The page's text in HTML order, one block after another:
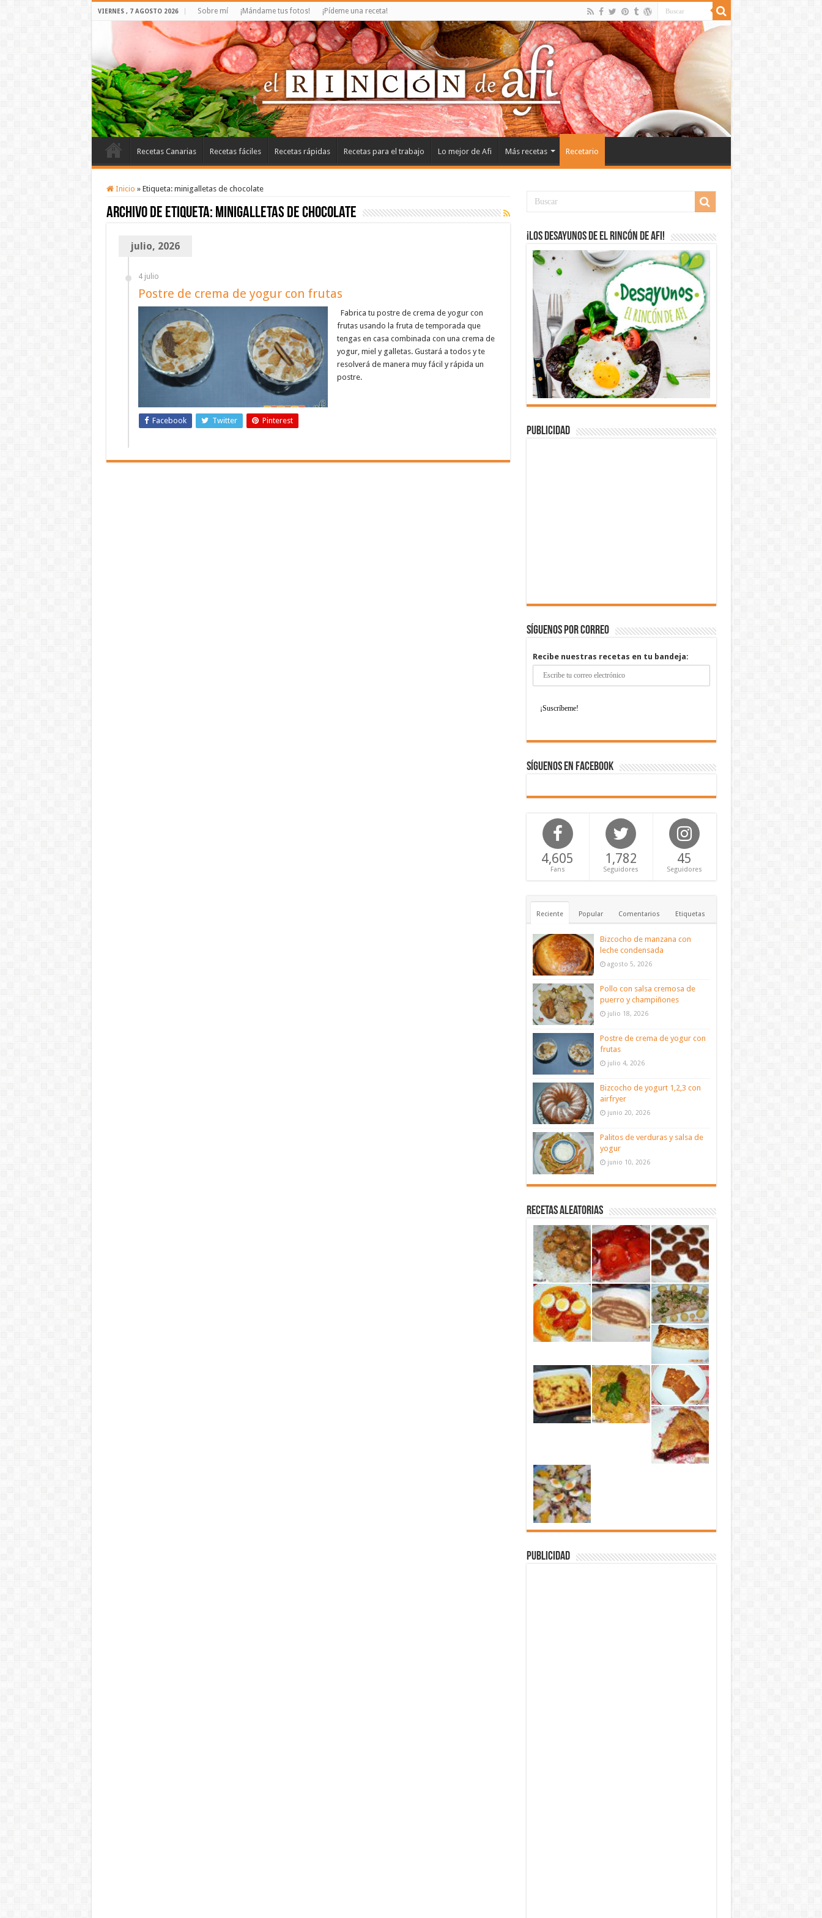
VIERNES , 7 AGOSTO 2026 Sobre mí ¡Mándame tus fotos! ¡Pídeme una receta!
Recetas Canarias Recetas fáciles Recetas rápidas Recetas para el trabajo Lo mejor de Afi Más recetas Recetario
Inicio » Etiqueta: minigalletas de chocolate
Archivo de etiqueta: minigalletas de chocolate
julio, 2026
4 julio
Postre de crema de yogur con frutas
Fabrica tu postre de crema de yogur con
frutas usando la fruta de temporada que
tengas en casa combinada con una crema de
yogur, miel y galletas. Gustará a todos y te
resolverá de manera muy fácil y rápida un
postre.
Facebook Twitter Pinterest
¡Los desayunos de El Rincón de Afi!
Publicidad
Síguenos por correo
Recibe nuestras recetas en tu bandeja:
Síguenos en Facebook
4,605
Fans
1,782
Seguidores
45
Seguidores
Reciente Popular Comentarios Etiquetas
Bizcocho de manzana con
leche condensada
agosto 5, 2026
Pollo con salsa cremosa de
puerro y champiñones
julio 18, 2026
Postre de crema de yogur con
frutas
julio 4, 2026
Bizcocho de yogurt 1,2,3 con
airfryer
junio 20, 2026
Palitos de verduras y salsa de
yogur
junio 10, 2026
Recetas aleatorias
Publicidad